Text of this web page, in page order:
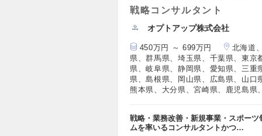
戦略コンサルタント
オプトアップ株式会社
450万円 ～ 699万円
北海道
県、群馬県、埼玉県、千葉県、東
県、岐阜県、静岡県、愛知県、三
県、島根県、岡山県、広島県、山
熊本県、大分県、宮崎県、鹿児島県
戦略・業務改善・新規事業・スポー
ムを率いるコンサルタントかつ…